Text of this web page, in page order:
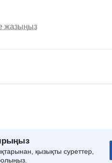
жазыңыз
қызықты суреттер,